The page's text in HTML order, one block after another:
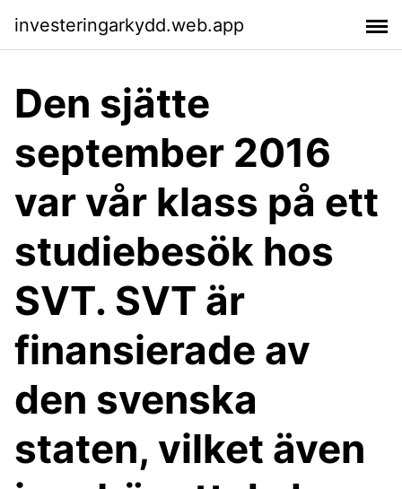
investeringarkydd.web.app
Den sjätte
september 2016
var vår klass på ett
studiebesök hos
SVT. SVT är
finansierade av
den svenska
staten, vilket även